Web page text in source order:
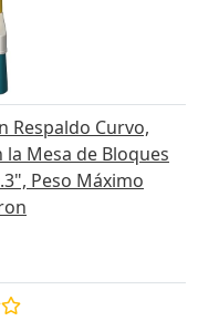
Respaldo Curvo,
la Mesa de Bloques
Peso Máximo